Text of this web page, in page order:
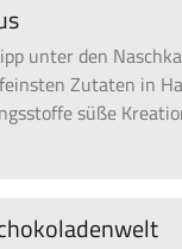
unter den
Zutaten in
süße